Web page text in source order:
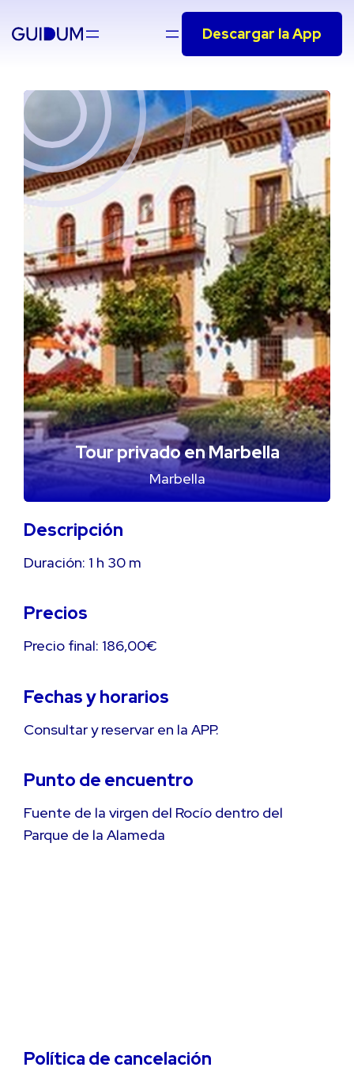
Saltar
Descargar la App
Tour privado en Marbella
Marbella
Descripción
Duración: 1 h 30 m
Precios
Precio final: 186,00€
Fechas y horarios
Consultar y reservar en la APP.
Punto de encuentro
Fuente de la virgen del Rocío dentro del
Parque de la Alameda
Política de cancelación